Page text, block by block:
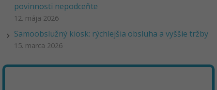
povinnosti nepodceňte
12. mája 2026
Samoobslužný kiosk: rýchlejšia obsluha a vyššie tržby
15. marca 2026